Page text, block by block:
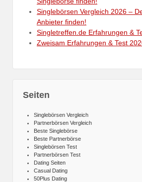
Singlebörsen Vergleich 2026 –
Anbieter finden!
Singletreffen.de Erfahrungen &
Zweisam Erfahrungen & Test
Seiten
Singlebörsen Vergleich
Partnerbörsen Vergleich
Beste Singlebörse
Beste Partnerbörse
Singlebörsen Test
Partnerbörsen Test
Dating Seiten
Casual Dating
50Plus Dating